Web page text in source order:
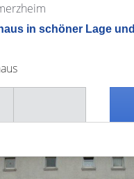
in schöner Lage und